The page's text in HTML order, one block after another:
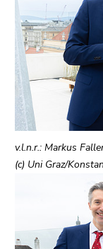
v.l.n.r.: Markus
(c) Uni Graz/